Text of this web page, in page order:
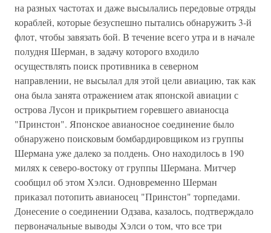
на разных частотах и даже высылались передовые отряды
кораблей, которые безуспешно пытались обнаружить 3-й
флот, чтобы завязать бой. В течение всего утра и в начале
полудня Шерман, в задачу которого входило
осуществлять поиск противника в северном
направлении, не высылал для этой цели авиацию, так как
она была занята отражением атак японской авиации с
острова Лусон и прикрытием горевшего авианосца
"Принстон". Японское авианосное соединение было
обнаружено поисковым бомбардировщиком из группы
Шермана уже далеко за полдень. Оно находилось в 190
милях к северо-востоку от группы Шермана. Митчер
сообщил об этом Хэлси. Одновременно Шерман
приказал потопить авианосец "Принстон" торпедами.
Донесение о соединении Одзава, казалось, подтверждало
первоначальные выводы Хэлси о том, что все три